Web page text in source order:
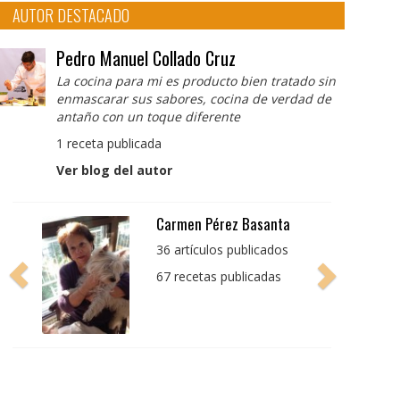
AUTOR DESTACADO
Pedro Manuel Collado Cruz
La cocina para mi es producto bien tratado sin
enmascarar sus sabores, cocina de verdad de
antaño con un toque diferente
1 receta publicada
Ver blog del autor
Pedro Manuel Collado
Cruz
producto bien tratado